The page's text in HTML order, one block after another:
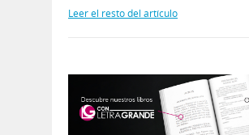
Leer el resto del artículo